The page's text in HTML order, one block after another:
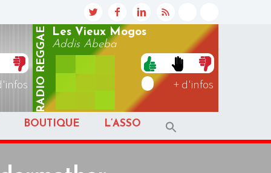
RADIO
REGGAE
Les Vieux Mogos
Addis Abeba
+ d'infos
BOUTIQUE L’ASSO